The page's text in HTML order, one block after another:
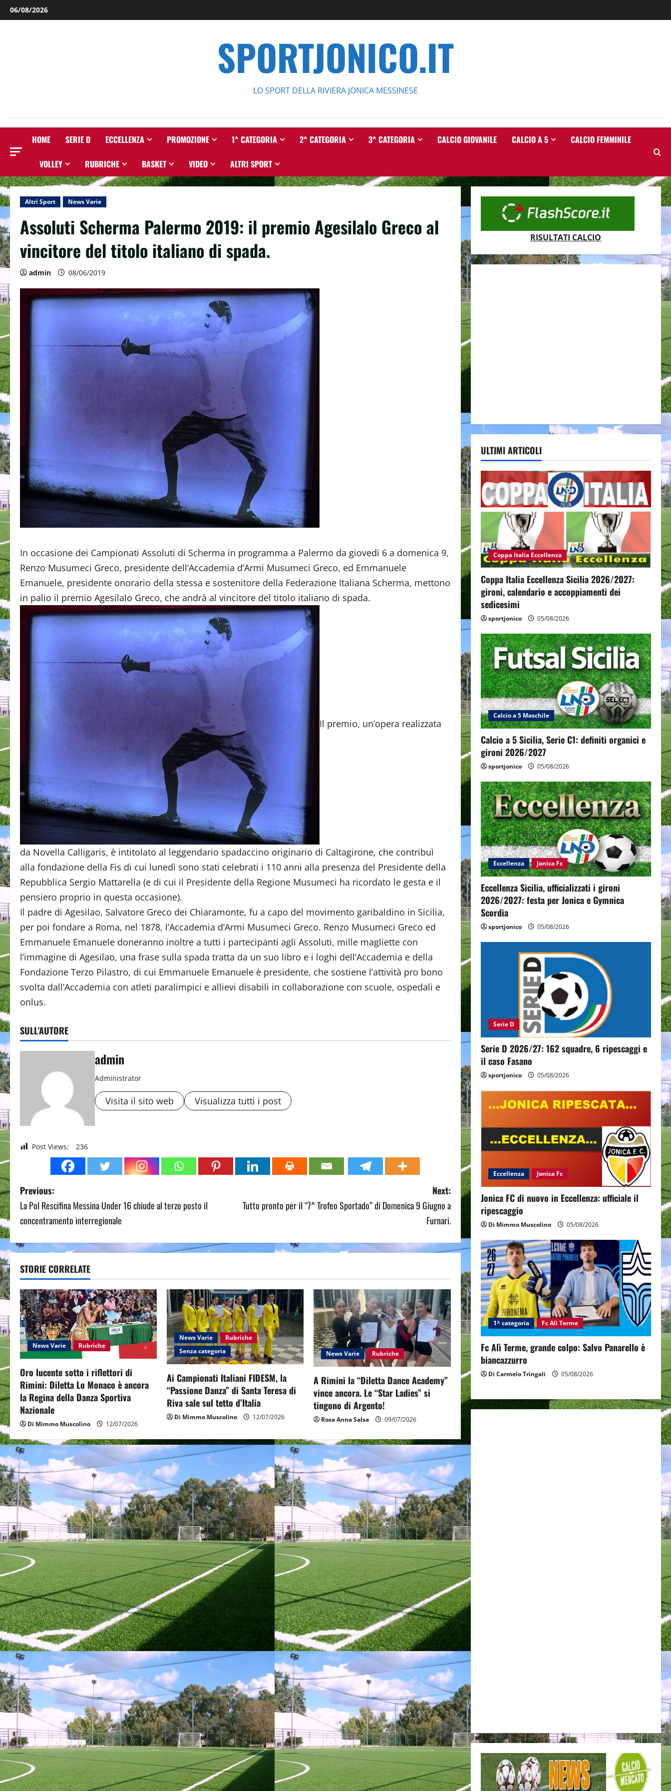
Salta
al
06/08/2026
SPORTJONICO.IT
LO SPORT DELLA RIVIERA JONICA MESSINESE
HOME SERIE D ECCELLENZA PROMOZIONE 1^ CATEGORIA 2^ CATEGORIA 3^ CATEGORIA CALCIO GIOVANILE CALCIO A 5 CALCIO FEMMINILE
VOLLEY RUBRICHE BASKET VIDEO ALTRI SPORT
Altri Sport News Varie
Assoluti Scherma Palermo 2019: il premio Agesilalo Greco al
vincitore del titolo italiano di spada.
admin 08/06/2019
In occasione dei Campionati Assoluti di Scherma in programma a Palermo da giovedi 6 a domenica 9,
Renzo Musumeci Greco, presidente dell’Accademia d’Armi Musumeci Greco, ed Emmanuele
Emanuele, presidente onorario della stessa e sostenitore della Federazione Italiana Scherma, mettono
in palio il premio Agesilalo Greco, che andrà al vincitore del titolo italiano di spada.
Il premio, un’opera realizzata
da Novella Calligaris, è intitolato al leggendario spadaccino originario di Caltagirone, che contribuì
alla fondazione della Fis di cui lunedì sono stati celebrati i 110 anni alla presenza del Presidente della
Repubblica Sergio Mattarella (e di cui il Presidente della Regione Musumeci ha ricordato le gesta e il
pensiero proprio in questa occasione).
Il padre di Agesilao, Salvatore Greco dei Chiaramonte, fu a capo del movimento garibaldino in Sicilia,
per poi fondare a Roma, nel 1878, l’Accademia d’Armi Musumeci Greco. Renzo Musumeci Greco ed
Emmanuele Emanuele doneranno inoltre a tutti i partecipanti agli Assoluti, mille magliette con
l’immagine di Agesilao, una frase sulla spada tratta da un suo libro e i loghi dell’Accademia e della
Fondazione Terzo Pilastro, di cui Emmanuele Emanuele è presidente, che sostiene l’attività pro bono
svolta dall’Accademia con atleti paralimpici e allievi disabili in collaborazione con scuole, ospedali e
onlus.
SULL'AUTORE
admin
Administrator
Visita il sito web Visualizza tutti i post
Post Views: 236
P
o
t
n
a
v
i
g
a
t
i
o
n
Previous:
La Pol Rescifina Messina Under 16 chiude al terzo posto il
concentramento interregionale
Next:
Tutto pronto per il “7^ Trofeo Sportado” di Domenica 9 Giugno a
Furnari.
STORIE CORRELATE
News Varie Rubriche
Oro lucente sotto i riflettori di
Rimini: Diletta Lo Monaco è ancora
la Regina della Danza Sportiva
Nazionale
Di Mimmo Muscolino 12/07/2026
News Varie
Rubriche
Senza categoria
Ai Campionati Italiani FIDESM, la
“Passione Danza” di Santa Teresa di
Riva sale sul tetto d’Italia
Di Mimmo Muscolino 12/07/2026
News Varie Rubriche
A Rimini la “Diletta Dance Academy”
vince ancora. Le “Star Ladies” si
tingono di Argento!
Rosa Anna Salsa 09/07/2026
RISULTATI CALCIO
ULTIMI ARTICOLI
Coppa Italia Eccellenza
Coppa Italia Eccellenza Sicilia 2026/2027:
gironi, calendario e accoppiamenti dei
sedicesimi
sportjonico 05/08/2026
Calcio a 5 Maschile
Calcio a 5 Sicilia, Serie C1: definiti organici e
gironi 2026/2027
sportjonico 05/08/2026
Eccellenza Jonica Fc
Eccellenza Sicilia, ufficializzati i gironi
2026/2027: festa per Jonica e Gymnica
Scordia
sportjonico 05/08/2026
Serie D
Serie D 2026/27: 162 squadre, 6 ripescaggi e
il caso Fasano
sportjonico 05/08/2026
Eccellenza Jonica Fc
Jonica FC di nuovo in Eccellenza: ufficiale il
ripescaggio
Di Mimmo Muscolino 05/08/2026
1^ categoria Fc Alì Terme
Fc Alì Terme, grande colpo: Salvo Panarello è
biancazzurro
Di Carmelo Tringali 05/08/2026